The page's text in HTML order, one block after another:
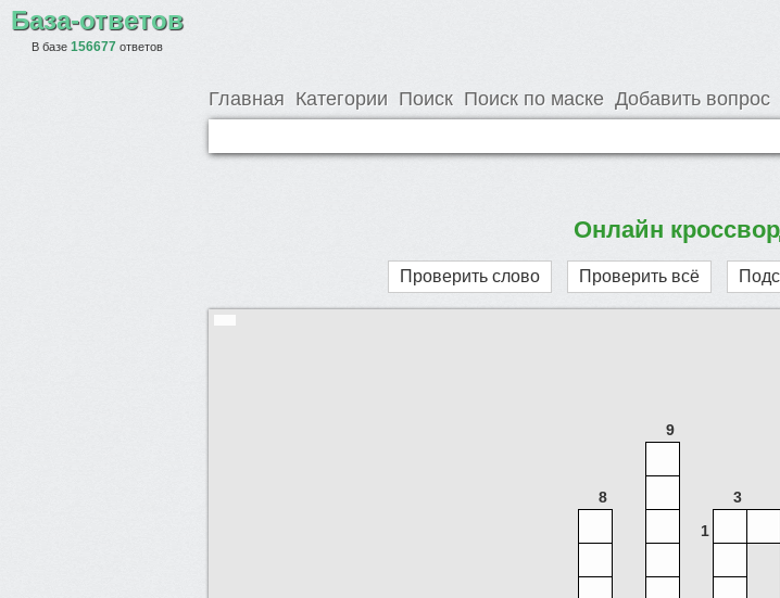
База-ответов
В базе 156677 ответов
Главная Категории Поиск Поиск по маске Добавить вопрос
Онлайн
Проверить слово Проверить всё
9
8 3
1